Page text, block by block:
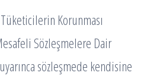
Tüketicilerin Korunması
Sözleşmelere Dair
sözleşmede kendisine